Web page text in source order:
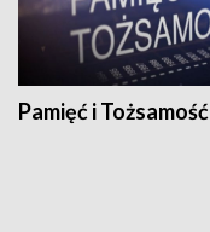
Pamięć i Tożsamość